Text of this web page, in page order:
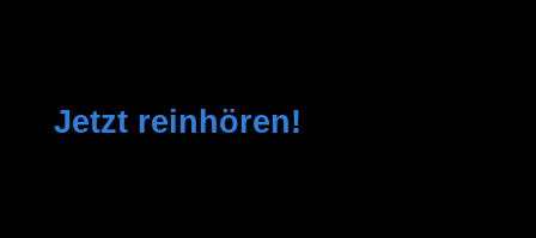
Jetzt reinhören!​